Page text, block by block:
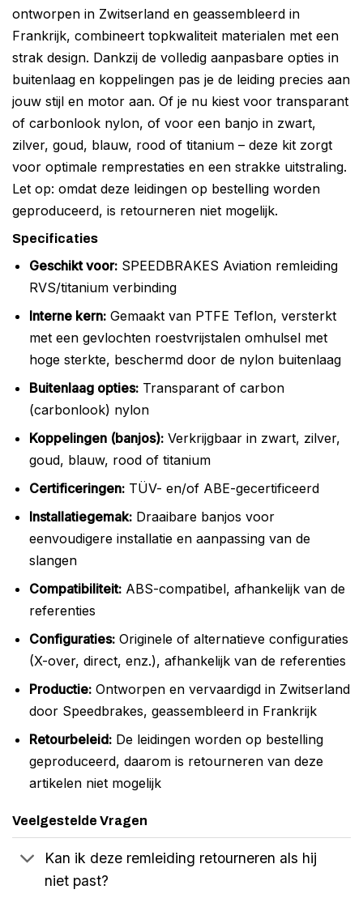
ontworpen in Zwitserland en geassembleerd in
Frankrijk, combineert topkwaliteit materialen met een
strak design. Dankzij de volledig aanpasbare opties in
buitenlaag en koppelingen pas je de leiding precies aan
jouw stijl en motor aan. Of je nu kiest voor transparant
of carbonlook nylon, of voor een banjo in zwart,
zilver, goud, blauw, rood of titanium – deze kit zorgt
voor optimale remprestaties en een strakke uitstraling.
Let op: omdat deze leidingen op bestelling worden
geproduceerd, is retourneren niet mogelijk.
Specificaties
Geschikt voor:SPEEDBRAKES Aviation remleiding
RVS/titanium verbinding
Interne kern:Gemaakt van PTFE Teflon, versterkt
met een gevlochten roestvrijstalen omhulsel met
hoge sterkte, beschermd door de nylon buitenlaag
Buitenlaag opties:Transparant of carbon
(carbonlook) nylon
Koppelingen (banjos):Verkrijgbaar in zwart, zilver,
goud, blauw, rood of titanium
Certificeringen:TÜV- en/of ABE-gecertificeerd
Installatiegemak:Draaibare banjos voor
eenvoudigere installatie en aanpassing van de
slangen
Compatibiliteit:ABS-compatibel, afhankelijk van de
referenties
Configuraties:Originele of alternatieve configuraties
(X-over, direct, enz.), afhankelijk van de referenties
Productie:Ontworpen en vervaardigd in Zwitserland
door Speedbrakes, geassembleerd in Frankrijk
Retourbeleid:De leidingen worden op bestelling
geproduceerd, daarom is retourneren van deze
artikelen niet mogelijk
Veelgestelde Vragen
Kan ik deze remleiding retourneren als hij
niet past?